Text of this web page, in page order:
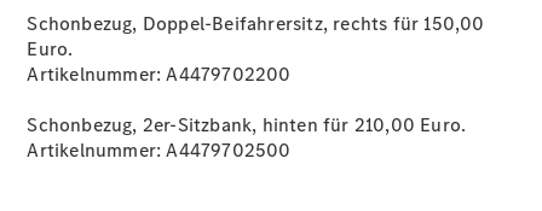
Schonbezug, Doppel-Beifahrersitz, rechts für 150,00
Euro.
Artikelnummer: A4479702200
Schonbezug, 2er-Sitzbank, hinten für 210,00 Euro.
Artikelnummer: A4479702500